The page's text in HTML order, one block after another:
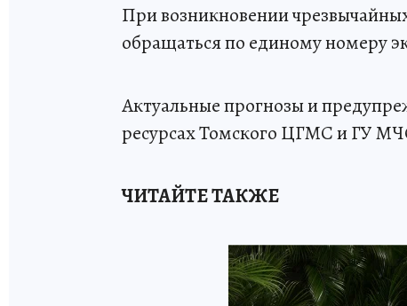
При возникновении
обращаться по единому номеру
Актуальные прогнозы и
ресурсах Томского ЦГМС и ГУ
ЧИТАЙТЕ ТАКЖЕ